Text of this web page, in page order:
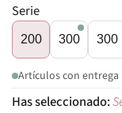
Serie
200 300 300
Artículos con entrega